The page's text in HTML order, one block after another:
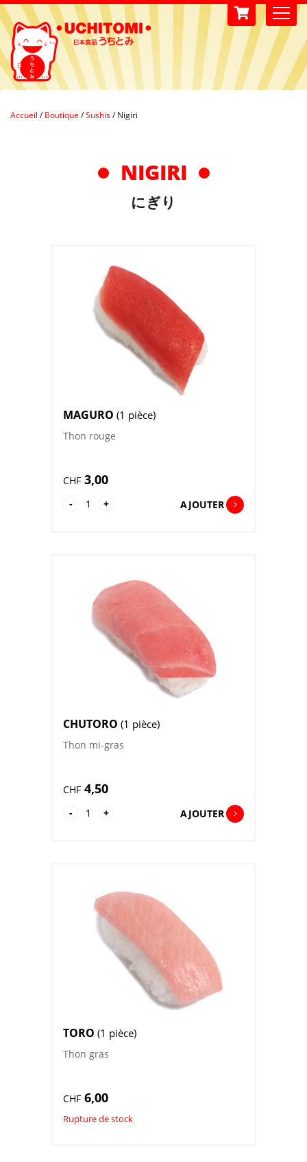
Accueil /Boutique /Sushis/Nigiri
NIGIRI
にぎり
MAGURO (1 pièce)
Thon rouge
CHF 3,00
-
quantité
+ AJOUTER
CHUTORO (1 pièce)
Thon mi-gras
CHF 4,50
-
quantité
+ AJOUTER
TORO (1 pièce)
Thon gras
CHF 6,00
Rupture de stock